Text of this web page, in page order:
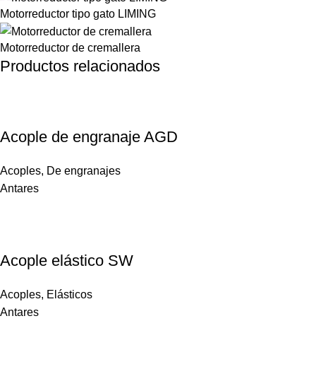
Motorreductor tipo gato LIMING
Motorreductor de cremallera
Productos relacionados
Acople de engranaje AGD
Acoples, De engranajes
Antares
Acople elástico SW
Acoples, Elásticos
Antares